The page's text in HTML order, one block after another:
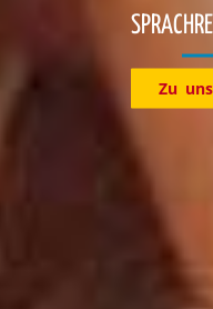
Entdecke